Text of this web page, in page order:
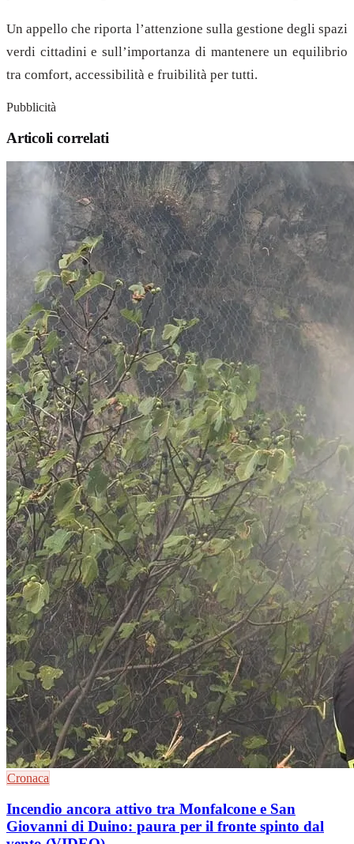
Un appello che riporta l’attenzione sulla gestione degli spazi
verdi cittadini e sull’importanza di mantenere un equilibrio
tra comfort, accessibilità e fruibilità per tutti.
Pubblicità
Articoli correlati
Cronaca
Incendio ancora attivo tra Monfalcone e San
Giovanni di Duino: paura per il fronte spinto dal